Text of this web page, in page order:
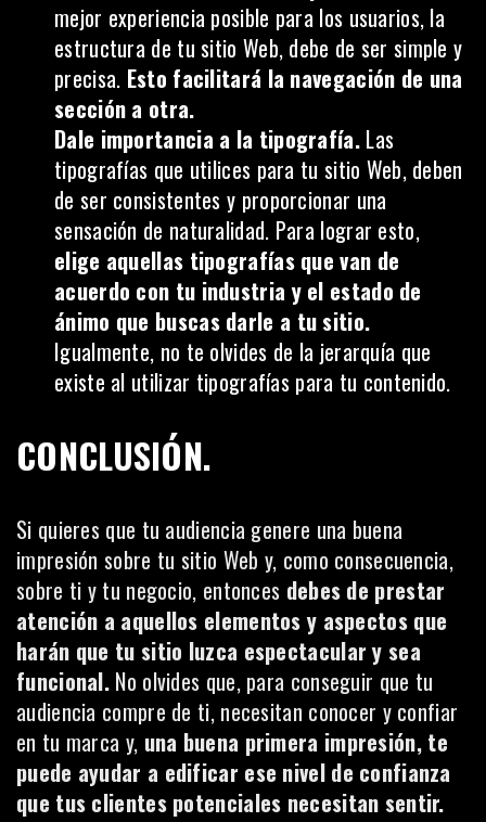
mejor experiencia posible para los usuarios, la
estructura de tu sitio Web, debe de ser simple y
precisa. Esto facilitará la navegación de una
sección a otra.
Dale importancia a la tipografía. Las
tipografías que utilices para tu sitio Web, deben
de ser consistentes y proporcionar una
sensación de naturalidad. Para lograr esto,
elige aquellas tipografías que van de
acuerdo con tu industria y el estado de
ánimo que buscas darle a tu sitio.
Igualmente, no te olvides de la jerarquía que
existe al utilizar tipografías para tu contenido.
CONCLUSIÓN.
Si quieres que tu audiencia genere una buena
impresión sobre tu sitio Web y, como consecuencia,
sobre ti y tu negocio, entonces debes de prestar
atención a aquellos elementos y aspectos que
harán que tu sitio luzca espectacular y sea
funcional. No olvides que, para conseguir que tu
audiencia compre de ti, necesitan conocer y confiar
en tu marca y, una buena primera impresión, te
puede ayudar a edificar ese nivel de confianza
que tus clientes potenciales necesitan sentir.